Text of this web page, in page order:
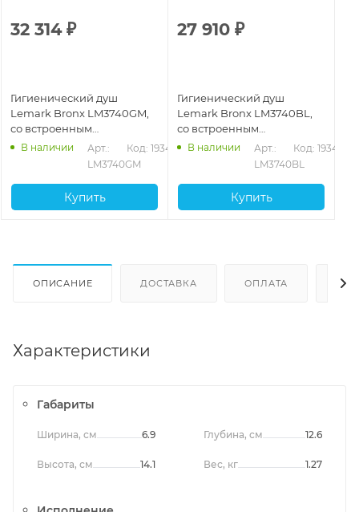
32 314₽
Гигиенический душ
Lemark Bronx LM3740GM,
со встроенным
термостатическим
смесителем, графит
В наличии
Арт.:
LM3740GM
Код: 19342
Купить
27 910 ₽
Гигиенический душ
Lemark Bronx LM3740BL,
со встроенным
термостатическим
смесителем, черный
В наличии
Арт.:
LM3740BL
Код: 19341
Купить
ОПИСАНИЕ ДОСТАВКА ОПЛАТА
Характеристики
Габариты
Ширина, см 6.9
Высота, см 14.1
Глубина, см 12.6
Вес, кг 1.27